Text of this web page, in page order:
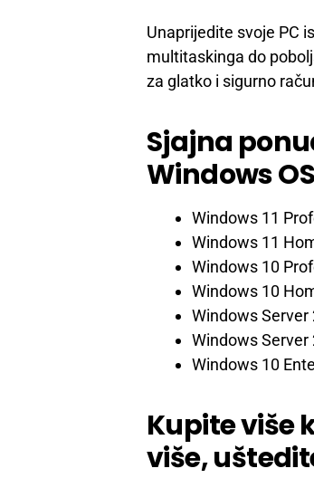
Unaprijedite svoje PC
multitaskinga do
za glatko i sigurno
Sjajna
Windows
Windows 11
Windows 11
Windows 10
Windows 10
Windows Server
Windows
Windows 10
Kupite više
više,